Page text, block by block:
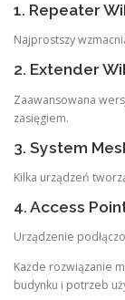
1. Repeater
Najprostszy
2. Extender
Zaawansowana
zasięgiem.
3. System
Kilka urządzeń
4. Access
Urządzenie
Każde rozwiązanie
budynku i potrzeb